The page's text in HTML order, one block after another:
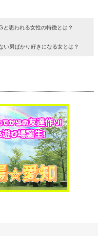
と思われる女性の特徴とは？
い男ばかり好きになる女とは？